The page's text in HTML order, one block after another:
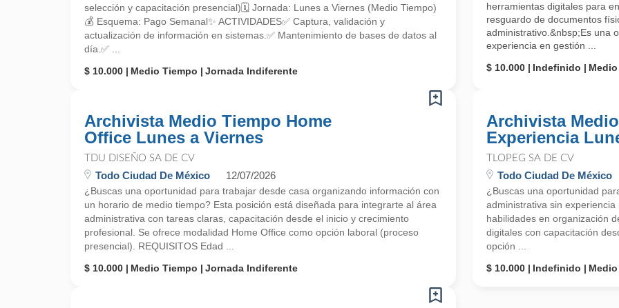
selección y capacitación presencial)🗓 Jornada: Lunes a Viernes (Medio Tiempo)
💰 Esquema: Pago Semanal✨ ACTIVIDADES✅ Captura, validación y
actualización de información en sistemas.✅ Mantenimiento de bases de datos al
día.✅ ...
$ 10.000
Medio Tiempo Jornada Indiferente
herramientas digitales para
resguardo de documentos
administrativo.&nbsp;Es una
experiencia en gestión ...
$ 10.000
Indefinido
Archivista Medio Tiempo Home
Office Lunes a Viernes
TDU DISEÑO SA DE CV
Todo Ciudad De México 12/07/2026
¿Buscas una oportunidad para trabajar desde casa organizando información con
un horario de medio tiempo? Esta posición está diseñada para integrarte al área
administrativa con tareas claras, capacitación desde el inicio y crecimiento
profesional. Se ofrece modalidad Home Office como opción laboral (proceso
presencial). REQUISITOS Edad ...
$ 10.000
Medio Tiempo Jornada Indiferente
Archivista
Experiencia
TLOPEG SA DE CV
Todo Ciudad De México
¿Buscas una oportunidad
administrativa sin
habilidades en organización
digitales con capacitación
opción ...
$ 10.000
Indefinido